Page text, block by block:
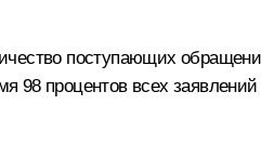
поступающих
98 процентов всех